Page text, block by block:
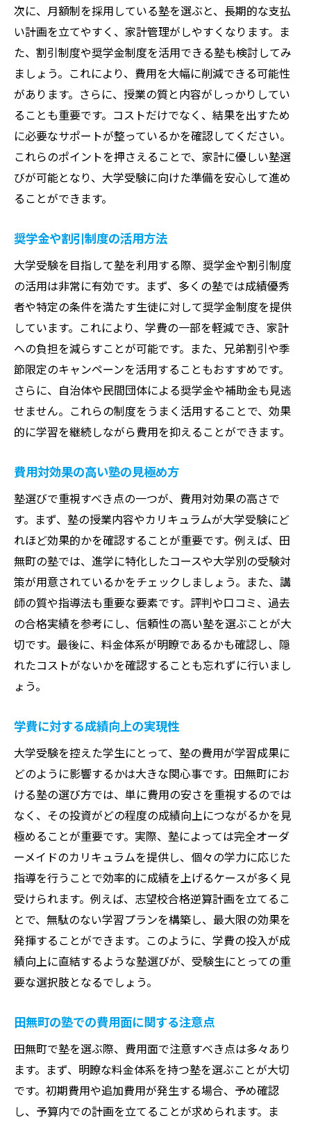
次に、月額制を採用している塾を選ぶと、長期的な支払
い計画を立てやすく、家計管理がしやすくなります。ま
た、割引制度や奨学金制度を活用できる塾も検討してみ
ましょう。これにより、費用を大幅に削減できる可能性
があります。さらに、授業の質と内容がしっかりしてい
ることも重要です。コストだけでなく、結果を出すため
に必要なサポートが整っているかを確認してください。
これらのポイントを押さえることで、家計に優しい塾選
びが可能となり、大学受験に向けた準備を安心して進め
ることができます。
奨学金や割引制度の活用方法
大学受験を目指して塾を利用する際、奨学金や割引制度
の活用は非常に有効です。まず、多くの塾では成績優秀
者や特定の条件を満たす生徒に対して奨学金制度を提供
しています。これにより、学費の一部を軽減でき、家計
への負担を減らすことが可能です。また、兄弟割引や季
節限定のキャンペーンを活用することもおすすめです。
さらに、自治体や民間団体による奨学金や補助金も見逃
せません。これらの制度をうまく活用することで、効果
的に学習を継続しながら費用を抑えることができます。
費用対効果の高い塾の見極め方
塾選びで重視すべき点の一つが、費用対効果の高さで
す。まず、塾の授業内容やカリキュラムが大学受験にど
れほど効果的かを確認することが重要です。例えば、田
無町の塾では、進学に特化したコースや大学別の受験対
策が用意されているかをチェックしましょう。また、講
師の質や指導法も重要な要素です。評判や口コミ、過去
の合格実績を参考にし、信頼性の高い塾を選ぶことが大
切です。最後に、料金体系が明瞭であるかも確認し、隠
れたコストがないかを確認することも忘れずに行いまし
ょう。
学費に対する成績向上の実現性
大学受験を控えた学生にとって、塾の費用が学習成果に
どのように影響するかは大きな関心事です。田無町にお
ける塾の選び方では、単に費用の安さを重視するのでは
なく、その投資がどの程度の成績向上につながるかを見
極めることが重要です。実際、塾によっては完全オーダ
ーメイドのカリキュラムを提供し、個々の学力に応じた
指導を行うことで効率的に成績を上げるケースが多く見
受けられます。例えば、志望校合格逆算計画を立てるこ
とで、無駄のない学習プランを構築し、最大限の効果を
発揮することができます。このように、学費の投入が成
績向上に直結するような塾選びが、受験生にとっての重
要な選択肢となるでしょう。
田無町の塾での費用面に関する注意点
田無町で塾を選ぶ際、費用面で注意すべき点は多々あり
ます。まず、明瞭な料金体系を持つ塾を選ぶことが大切
です。初期費用や追加費用が発生する場合、予め確認
し、予算内での計画を立てることが求められます。ま